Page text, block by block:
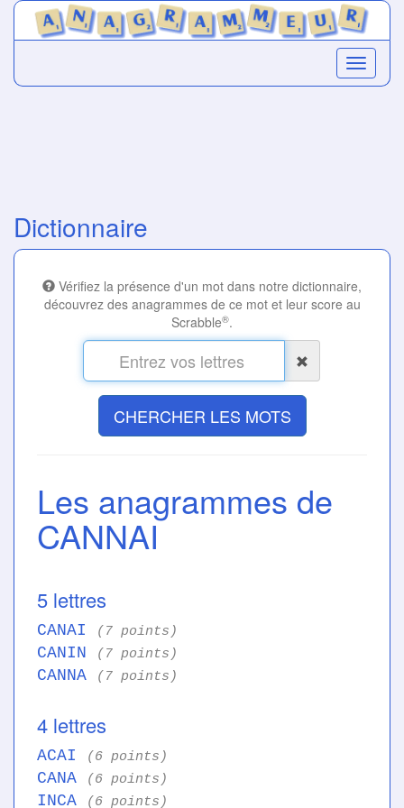
Dictionnaire
Vérifiez la présence d'un mot dans notre dictionnaire,
découvrez des anagrammes de ce mot et leur score au
Scrabble®.
CHERCHER LES MOTS
Les anagrammes de
CANNAI
5 lettres
CANAI (7 points)
CANIN (7 points)
CANNA (7 points)
4 lettres
ACAI (6 points)
CANA (6 points)
INCA (6 points)